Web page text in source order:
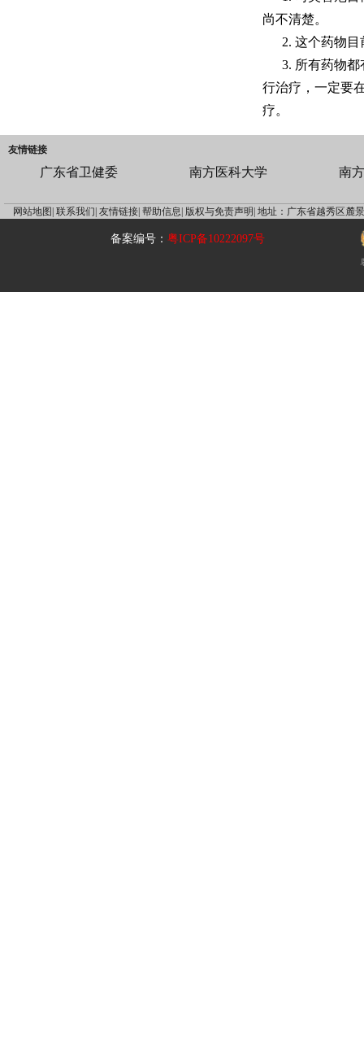
尚不清楚。
2. 这个药物
3. 所有药物
行治疗，一定要
疗。
友情链接
广东省卫健委 南方医科大学 南
网站地图| 联系我们| 友情链接| 帮助信息| 版权与免责声明| 地址：广东省越秀区麓
备案编号：粤ICP备10222097号